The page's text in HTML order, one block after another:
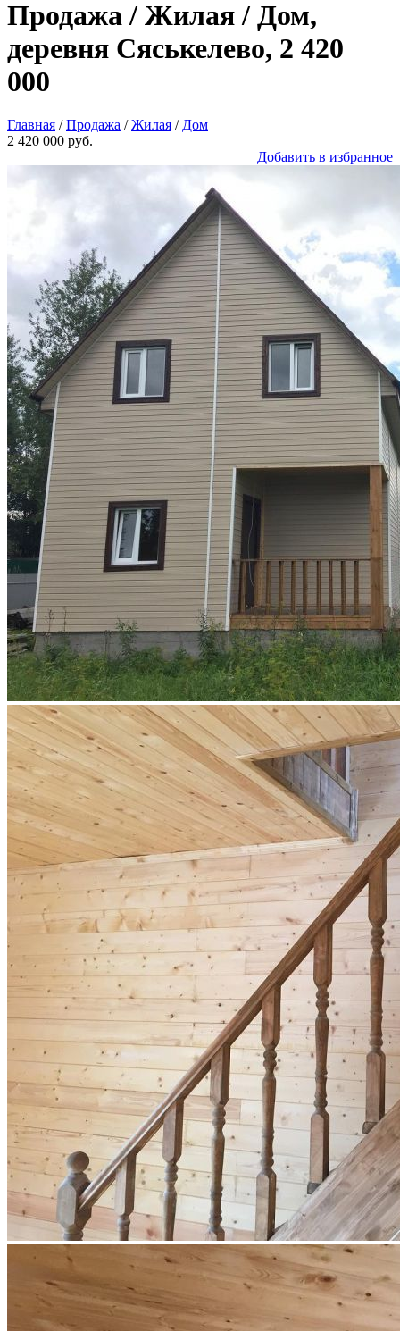
Продажа / Жилая / Дом,
деревня Сяськелево, 2 420
000
Главная /Продажа /Жилая / Дом
2 420 000 руб.
Добавить в избранное